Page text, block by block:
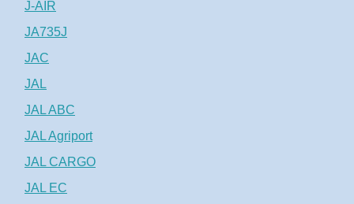
J-AIR
JA735J
JAC
JAL
JAL ABC
JAL Agriport
JAL CARGO
JAL EC